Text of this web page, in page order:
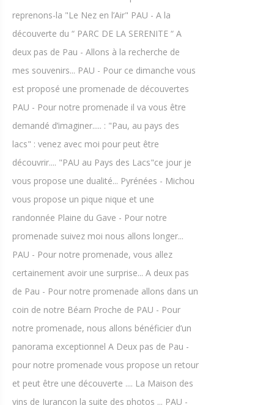
reprenons-la "Le Nez en l’Air" PAU - A la
découverte du “ PARC DE LA SERENITE “ A
deux pas de Pau - Allons à la recherche de
mes souvenirs... PAU - Pour ce dimanche vous
est proposé une promenade de découvertes
PAU - Pour notre promenade il va vous être
demandé d’imaginer..... : "Pau, au pays des
lacs" : venez avec moi pour peut être
découvrir.... "PAU au Pays des Lacs"ce jour je
vous propose une dualité... Pyrénées - Michou
vous propose un pique nique et une
randonnée Plaine du Gave - Pour notre
promenade suivez moi nous allons longer...
PAU - Pour notre promenade, vous allez
certainement avoir une surprise... A deux pas
de Pau - Pour notre promenade allons dans un
coin de notre Béarn Proche de PAU - Pour
notre promenade, nous allons bénéficier d’un
panorama exceptionnel A Deux pas de Pau -
pour notre promenade vous propose un retour
et peut être une découverte .... La Maison des
vins de Jurançon la suite des photos ... PAU -